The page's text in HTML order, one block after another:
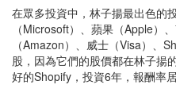
在眾多投資中，林子揚最出色的
（Microsoft）、蘋果（Apple）
（Amazon）、威士（Visa）、
股，因為它們的股價都在林子揚
好的Shopify，投資6年，報酬率